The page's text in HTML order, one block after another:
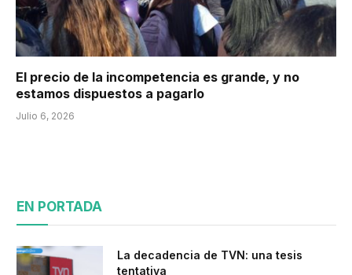
El precio de la incompetencia es grande, y no
estamos dispuestos a pagarlo
Julio 6, 2026
EN PORTADA
La decadencia de TVN: una tesis
tentativa